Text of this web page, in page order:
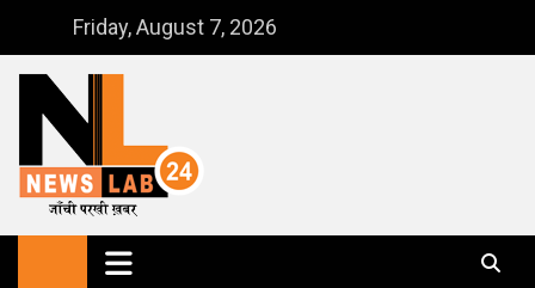
content
Friday, August 7, 2026
NewsLab24
जाँची परखी ख़बर